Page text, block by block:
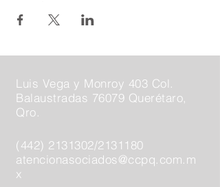
Luis Vega y Monroy 403 Col.
Balaustradas 76079 Querétaro,
Qro.
(442) 2131302/2131180
atencionasociados@ccpq.com.m
x